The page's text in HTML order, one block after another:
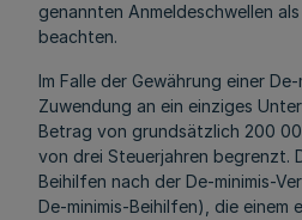
genannten Anmeldeschwellen
beachten.
Im Falle der Gewährung einer
Zuwendung an ein einziges
Betrag von grundsätzlich 200
von drei Steuerjahren begrenzt.
Beihilfen nach der De-minimis-
De-minimis-Beihilfen), die einem